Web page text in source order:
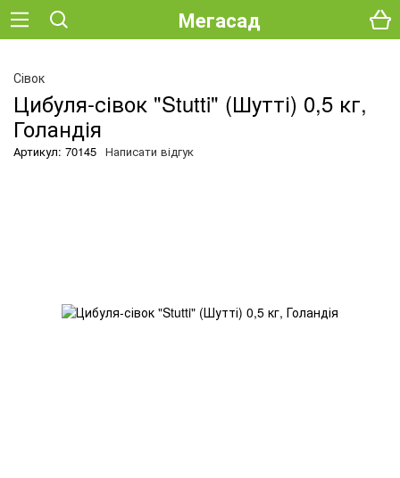
Мегасад
Сівок
Цибуля-сівок "Stutti" (Шутті) 0,5 кг,
Голандія
Артикул: 70145 Написати відгук